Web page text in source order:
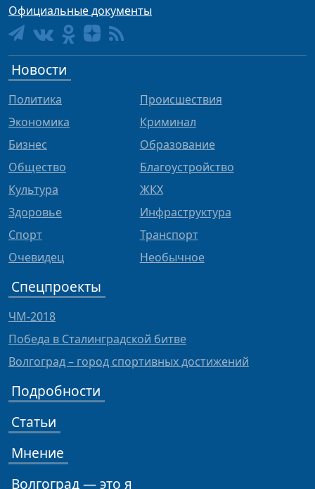
Официальные документы
Новости
Политика
Экономика
Бизнес
Общество
Культура
Здоровье
Спорт
Очевидец
Происшествия
Криминал
Образование
Благоустройство
ЖКХ
Инфраструктура
Транспорт
Необычное
Спецпроекты
ЧМ-2018
Победа в Сталинградской битве
Волгоград – город спортивных достижений
Подробности
Статьи
Мнение
Волгоград — это я